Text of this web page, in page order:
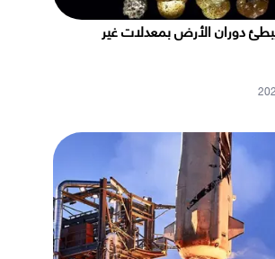
دوران الأرض بمعدلات غير